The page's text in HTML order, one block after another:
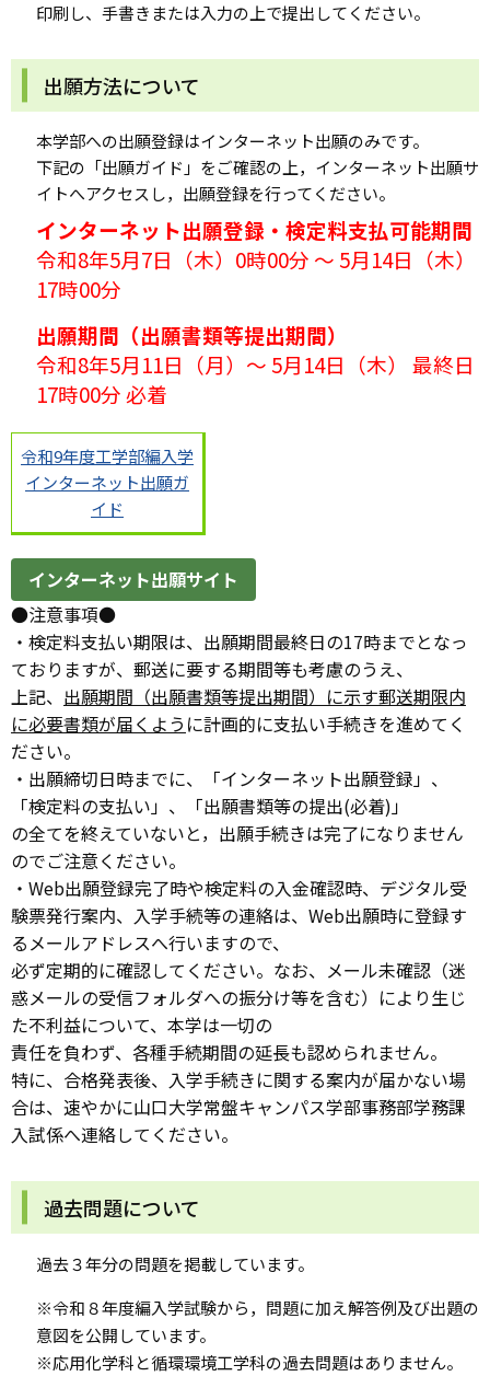
印刷し、手書きまたは入力の上で提出してください。
出願方法について
本学部への出願登録はインターネット出願のみです。
下記の「出願ガイド」をご確認の上，インターネット出願サ
イトへアクセスし，出願登録を行ってください。
インターネット出願登録・検定料支払可能期間
令和8年5月7日（木）0時00分 ～ 5月14日（木）
17時00分
出願期間（出願書類等提出期間）
令和8年5月11日（月）～ 5月14日（木） 最終日
17時00分 必着
令和9年度工学部編入学
インターネット出願ガ
イド
インターネット出願サイト
●注意事項●
・検定料支払い期限は、出願期間最終日の17時までとなっ
ておりますが、郵送に要する期間等も考慮のうえ、
上記、 出願期間（出願書類等提出期間）に示す郵送期限内
に必要書類が届くよう に計画的に支払い手続きを進めてく
ださい。
・出願締切日時までに、「インターネット出願登録」、
「検定料の支払い」、「出願書類等の提出(必着)」
の全てを終えていないと，出願手続きは完了になりません
のでご注意ください。
・Web出願登録完了時や検定料の入金確認時、デジタル受
験票発行案内、入学手続等の連絡は、Web出願時に登録す
るメールアドレスへ行いますので、
必ず定期的に確認してください。なお、メール未確認（迷
惑メールの受信フォルダへの振分け等を含む）により生じ
た不利益について、本学は一切の
責任を負わず、各種手続期間の延長も認められません。
特に、合格発表後、入学手続きに関する案内が届かない場
合は、速やかに山口大学常盤キャンパス学部事務部学務課
入試係へ連絡してください。
過去問題について
過去３年分の問題を掲載しています。
※令和８年度編入学試験から，問題に加え解答例及び出題の
意図を公開しています。
※応用化学科と循環環境工学科の過去問題はありません。